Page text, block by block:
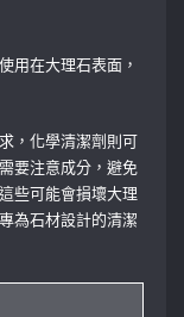
用在大理石表面，
，化學清潔劑則可
要注意成分，避免
些可能會損壞大理
為石材設計的清潔